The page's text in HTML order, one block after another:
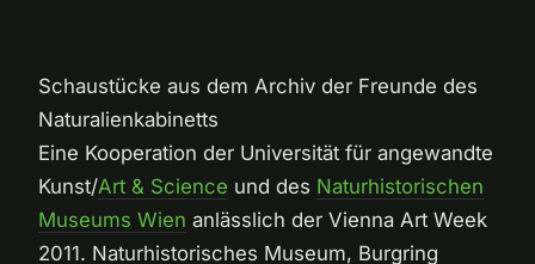
Schaustücke aus dem Archiv der Freunde des
Naturalienkabinetts
Eine Kooperation der Universität für angewandte
Kunst/Art & Science und des Naturhistorischen
Museums Wien anlässlich der Vienna Art Week
2011. Naturhistorisches Museum, Burgring